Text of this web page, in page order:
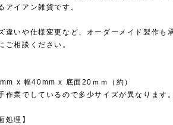
アイアン雑貨です。
違いや仕様変更など、オーダーメイド製作も
ご相談ください。
x 幅40mm x 底面20ｍｍ（約）
作業でしているので多少サイズが異なります。
処理】